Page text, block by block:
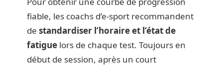
fiable, les coachs d’e-sport recommandent
de standardiser l’horaire et l’état de
fatigue lors de chaque test. Toujours en
début de session, après un court